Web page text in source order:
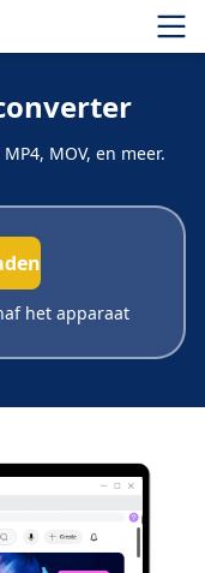
MOV, en meer.
het apparaat